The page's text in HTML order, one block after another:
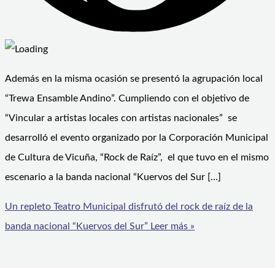
Además en la misma ocasión se presentó la agrupación local
“Trewa Ensamble Andino”. Cumpliendo con el objetivo de
“Vincular a artistas locales con artistas nacionales” se
desarrolló el evento organizado por la Corporación Municipal
de Cultura de Vicuña, “Rock de Raíz”, el que tuvo en el mismo
escenario a la banda nacional “Kuervos del Sur […]
Un repleto Teatro Municipal disfrutó del rock de raíz de la
banda nacional “Kuervos del Sur” Leer más »